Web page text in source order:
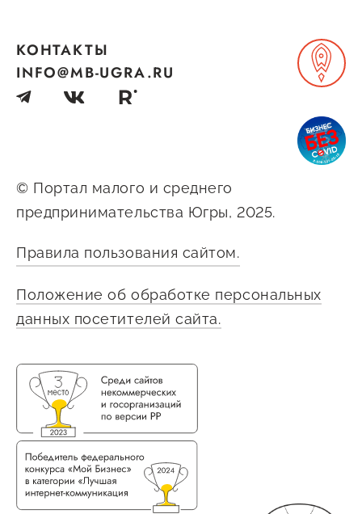
предпринимателей
Сообщить о нарушении
АвтоУСН
О фонде
Общая информация
Органы управления и надзора
Документы
Контакты
Вакансии
© Портал малого и среднего
предпринимательства Югры, 2025.
Правила пользования сайтом.
Положение об обработке персональных
данных посетителей сайта.
КОНТАКТЫ
INFO@MB-UGRA.RU